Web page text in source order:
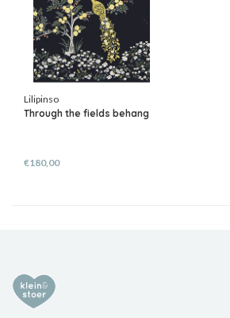
Lilipinso
Through the fields behang
€180,00